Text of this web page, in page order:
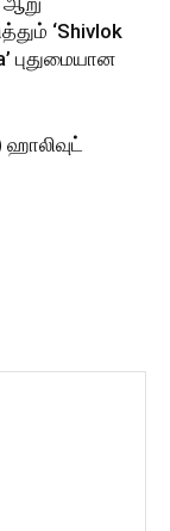
‘Shivlok
புதுமையான
ஹாலிவுட்